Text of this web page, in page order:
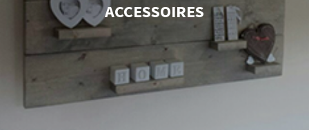
ACCESSOIRES